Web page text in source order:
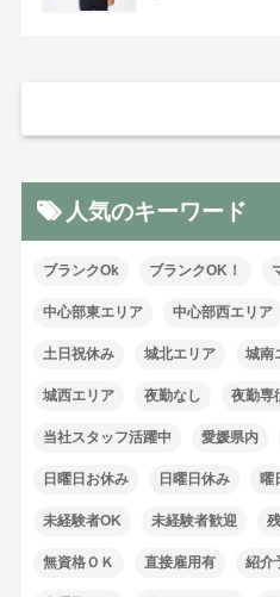
人気のキーワード
ブランクOk ブランクOK！
中心部東エリア 中心部西エリア
土日祝休み 城北エリア 城南
城西エリア 夜勤なし 夜勤専
当社スタッフ活躍中 愛媛県内
日曜日お休み 日曜日休み 曜
未経験者OK 未経験者歓迎
無資格ＯＫ 直接雇用有 紹介